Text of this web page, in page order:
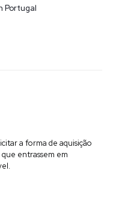
Portugal
a forma de aquisição
entrassem em